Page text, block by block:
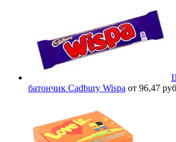
батончик Cadbury Wispa от 96,47